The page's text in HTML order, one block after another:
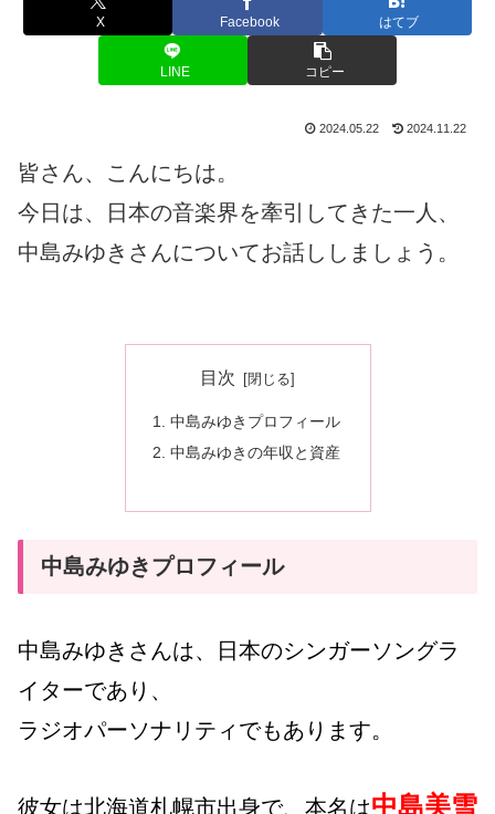
X Facebook はてブ
LINE コピー
2024.05.22 2024.11.22
皆さん、こんにちは。
今日は、日本の音楽界を牽引してきた一人、
中島みゆきさんについてお話ししましょう。
目次
中島みゆきプロフィール
中島みゆきの年収と資産
中島みゆきプロフィール
中島みゆきさんは、日本のシンガーソングラ
イターであり、
ラジオパーソナリティでもあります。
彼女は北海道札幌市出身で、 本名は中島美雪